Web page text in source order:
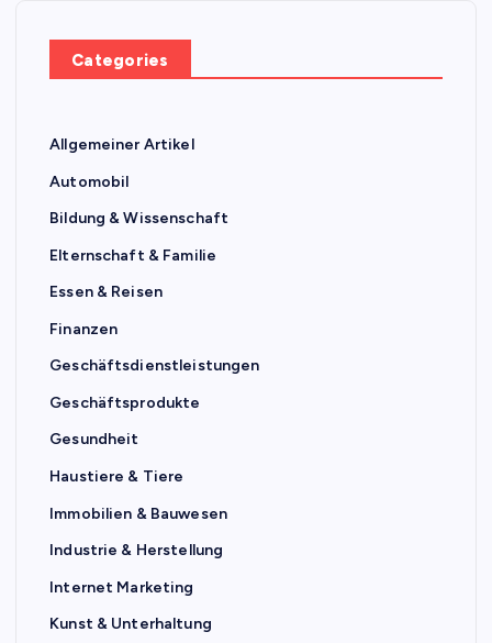
Categories
Allgemeiner Artikel
Automobil
Bildung & Wissenschaft
Elternschaft & Familie
Essen & Reisen
Finanzen
Geschäftsdienstleistungen
Geschäftsprodukte
Gesundheit
Haustiere & Tiere
Immobilien & Bauwesen
Industrie & Herstellung
Internet Marketing
Kunst & Unterhaltung